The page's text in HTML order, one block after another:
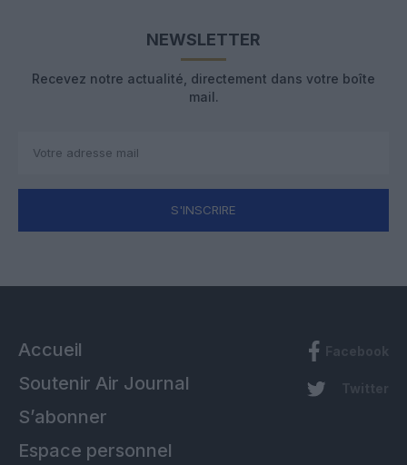
NEWSLETTER
Recevez notre actualité, directement dans votre boîte
mail.
S'INSCRIRE
Accueil
Soutenir Air Journal
S’abonner
Espace personnel